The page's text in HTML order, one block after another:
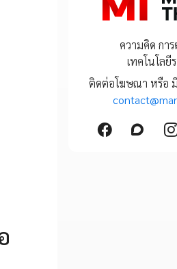
ความคิด กา
เทคโนโลยี
ติดต่อโฆษณา หรือ